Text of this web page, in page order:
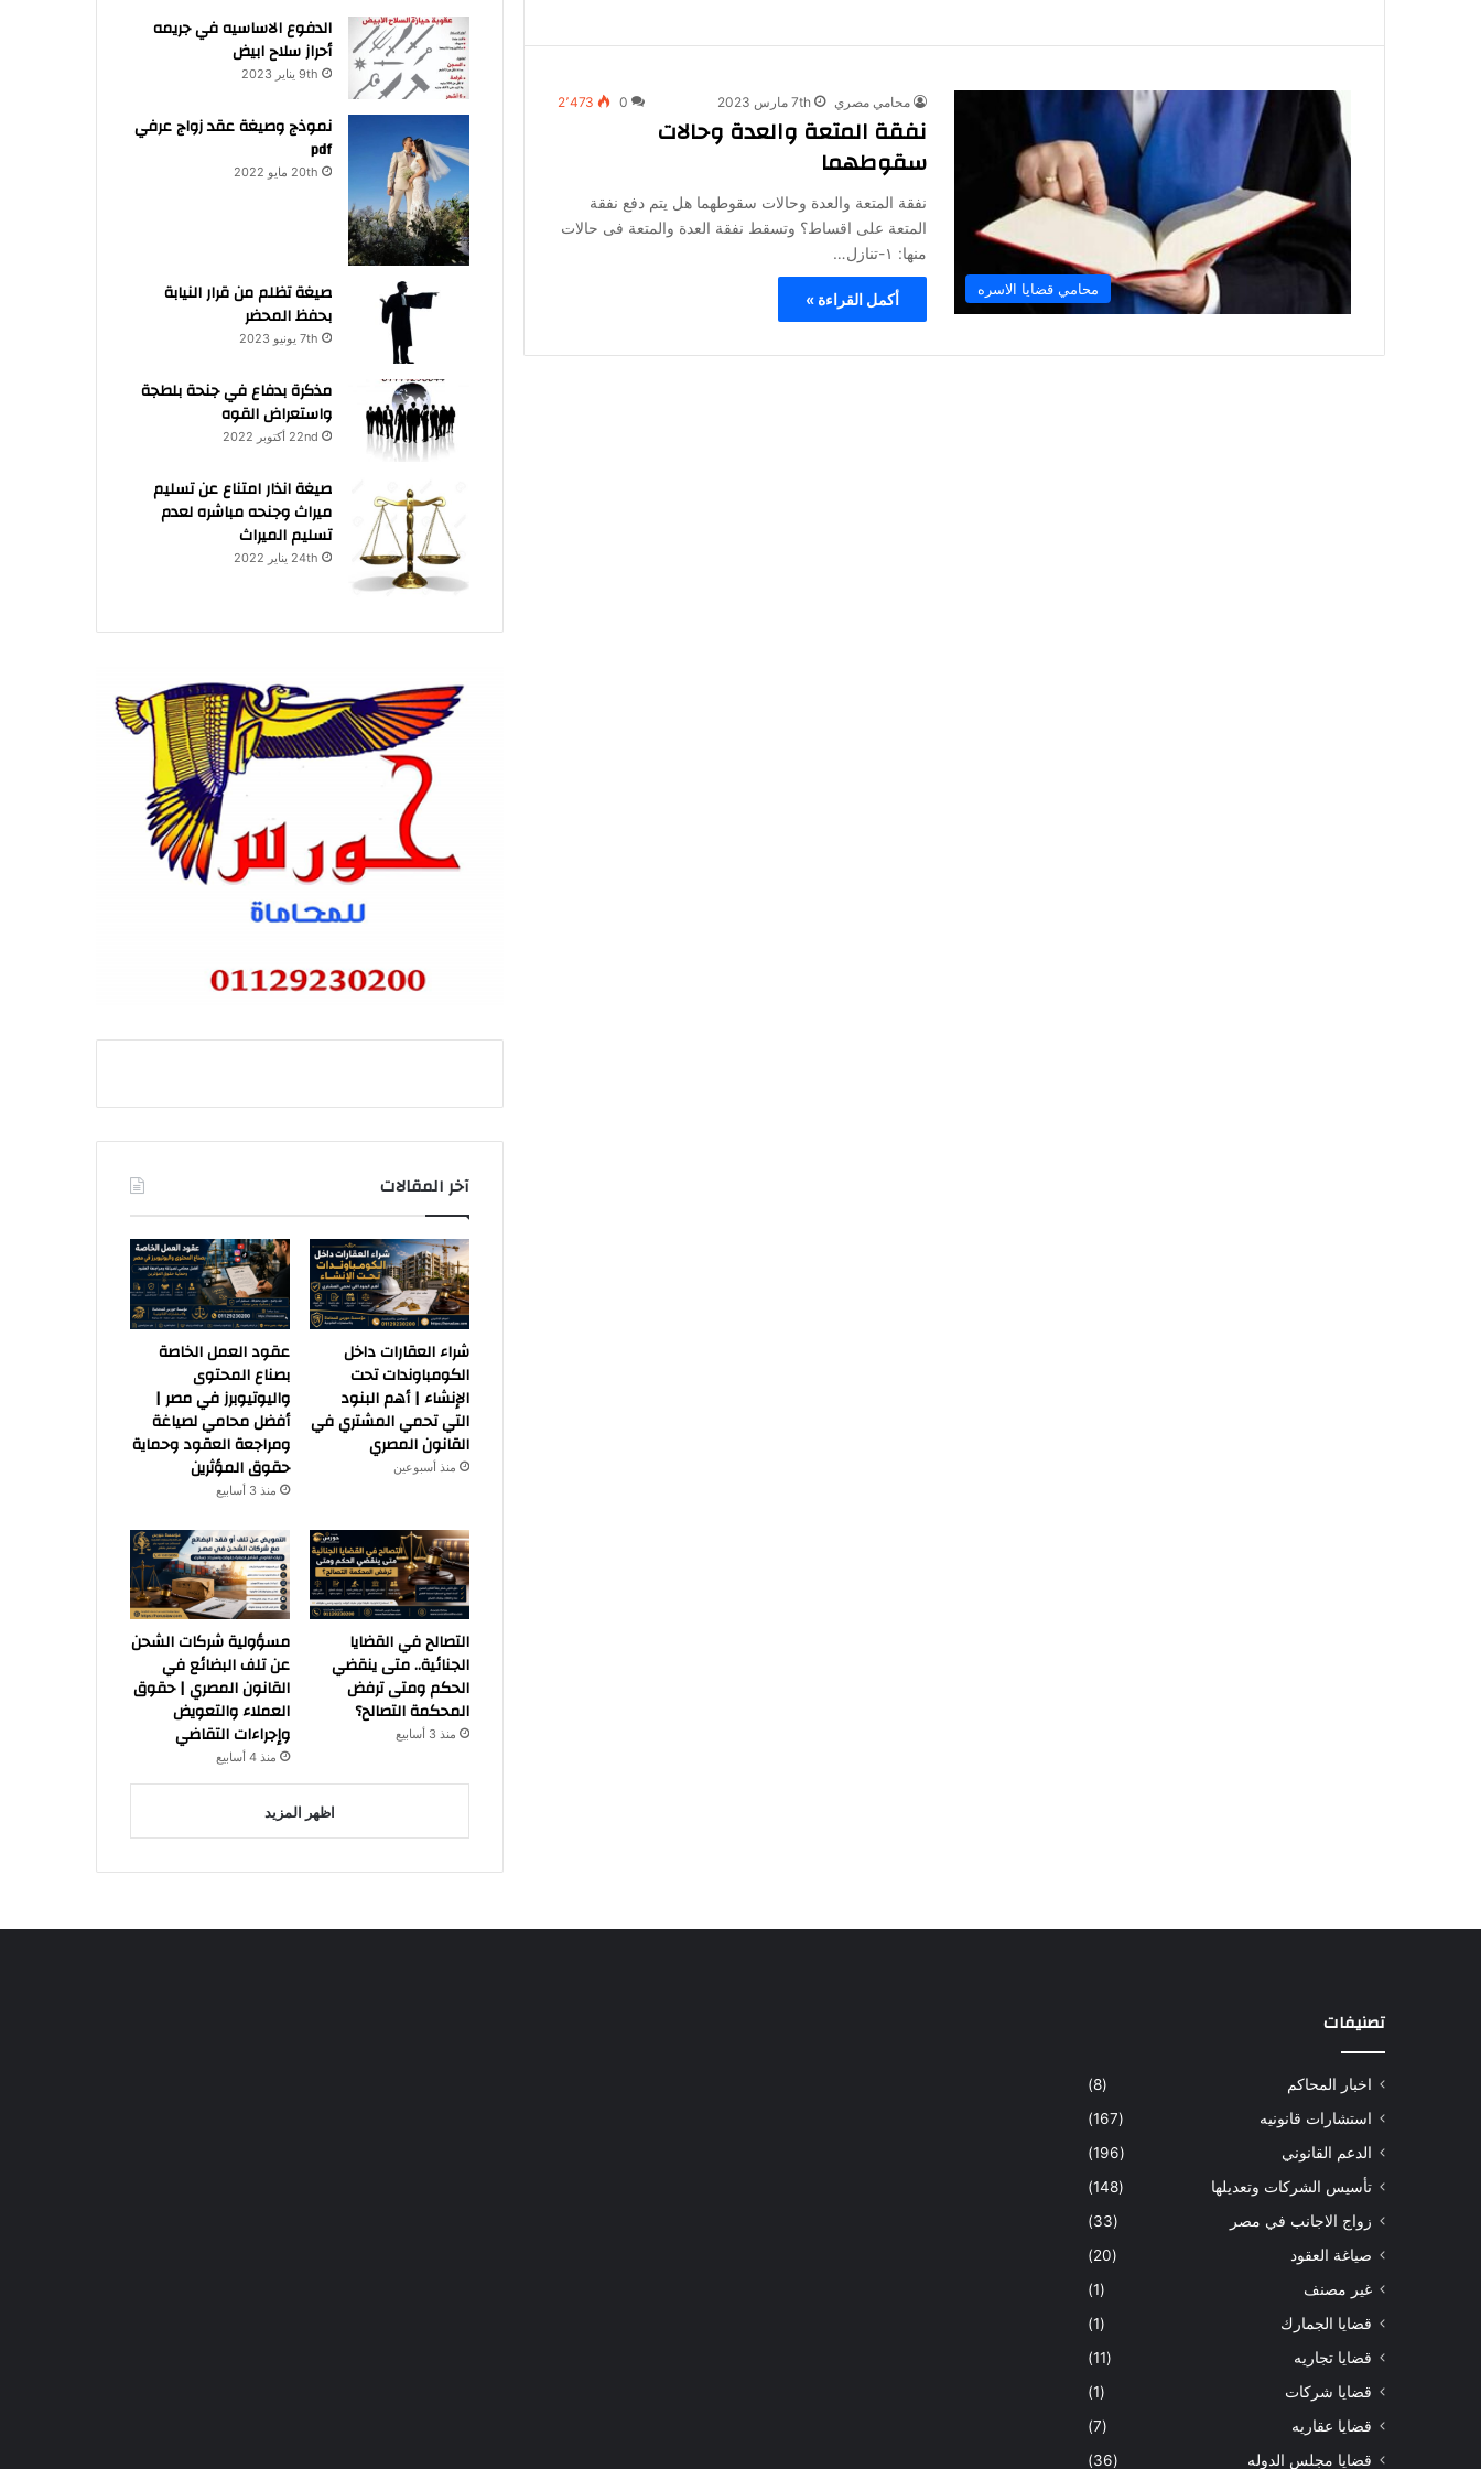
محامي قضايا الاسره
محامي مصري 7th مارس 2023 0 2٬473
نفقة المتعة والعدة وحالات
سقوطهما
نفقة المتعة والعدة وحالات سقوطهما هل يتم دفع نفقة
المتعة على اقساط؟ وتسقط نفقة العدة والمتعة فى حالات
منها: ١-تنازل…
أكمل القراءة »
الدفوع الاساسيه في جريمه
أحراز سلاح ابيض
9th يناير 2023
نموذج وصيغة عقد زواج عرفي
pdf
20th مايو 2022
صيغة تظلم من قرار النيابة
بحفظ المحضر
7th يونيو 2023
مذكرة بدفاع في جنحة بلطجة
واستعراض القوه
22nd أكتوبر 2022
صيغة انذار امتناع عن تسليم
ميراث وجنحه مباشره لعدم
تسليم الميراث
24th يناير 2022
آخر المقالات
شراء العقارات داخل
الكومباوندات تحت
الإنشاء | أهم البنود
التي تحمي المشتري في
القانون المصري
منذ أسبوعين
عقود العمل الخاصة
بصناع المحتوى
واليوتيوبرز في مصر |
أفضل محامي لصياغة
ومراجعة العقود وحماية
حقوق المؤثرين
منذ 3 أسابيع
التصالح في القضايا
الجنائية.. متى ينقضي
الحكم ومتى ترفض
المحكمة التصالح؟
منذ 3 أسابيع
مسؤولية شركات الشحن
عن تلف البضائع في
القانون المصري | حقوق
العملاء والتعويض
وإجراءات التقاضي
منذ 4 أسابيع
اظهر المزيد
تصنيفات
اخبار المحاكم
(8)
استشارات قانونيه
(167)
الدعم القانوني
(196)
تأسيس الشركات وتعديلها
(148)
زواج الاجانب في مصر
(33)
صياغة العقود
(20)
غير مصنف
(1)
قضايا الجمارك
(1)
قضايا تجاريه
(11)
قضايا شركات
(1)
قضايا عقاريه
(7)
قضايا مجلس الدوله
(36)